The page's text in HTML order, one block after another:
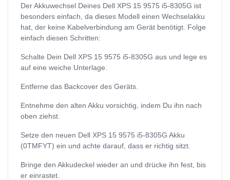
Der Akkuwechsel Deines Dell XPS 15 9575 i5-8305G ist
besonders einfach, da dieses Modell einen Wechselakku
hat, der keine Kabelverbindung am Gerät benötigt. Folge
einfach diesen Schritten:
Schalte Dein Dell XPS 15 9575 i5-8305G aus und lege es
auf eine weiche Unterlage.
Entferne das Backcover des Geräts.
Entnehme den alten Akku vorsichtig, indem Du ihn nach
oben ziehst.
Setze den neuen Dell XPS 15 9575 i5-8305G Akku
(0TMFYT) ein und achte darauf, dass er richtig sitzt.
Bringe den Akkudeckel wieder an und drücke ihn fest, bis
er einrastet.